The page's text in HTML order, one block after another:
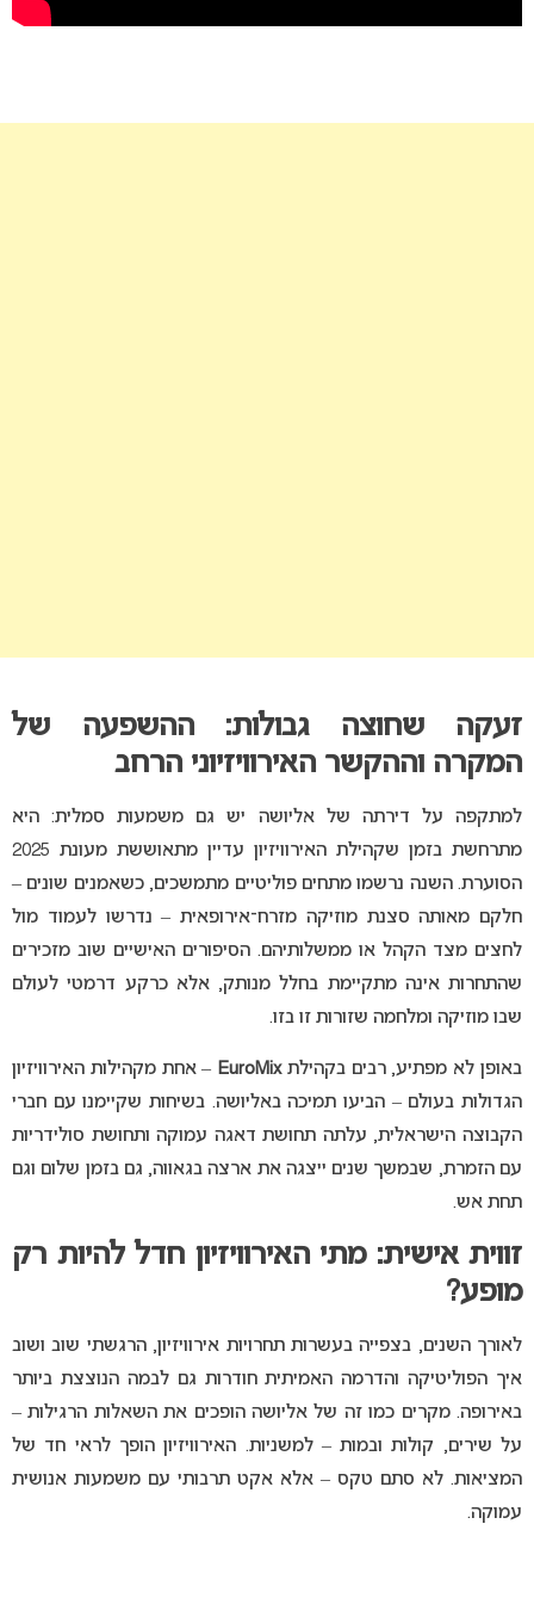
זעקה שחוצה גבולות: ההשפעה של
המקרה וההקשר האירוויזיוני הרחב
למתקפה על דירתה של אליושה יש גם משמעות סמלית: היא
מתרחשת בזמן שקהילת האירוויזיון עדיין מתאוששת מעונת 2025
הסוערת. השנה נרשמו מתחים פוליטיים מתמשכים, כשאמנים שונים –
חלקם מאותה סצנת מוזיקה מזרח־אירופאית – נדרשו לעמוד מול
לחצים מצד הקהל או ממשלותיהם. הסיפורים האישיים שוב מזכירים
שהתחרות אינה מתקיימת בחלל מנותק, אלא כרקע דרמטי לעולם
שבו מוזיקה ומלחמה שזורות זו בזו.
באופן לא מפתיע, רבים בקהילתEuroMix – אחת מקהילות האירוויזיון
הגדולות בעולם – הביעו תמיכה באליושה. בשיחות שקיימנו עם חברי
הקבוצה הישראלית, עלתה תחושת דאגה עמוקה ותחושת סולידריות
עם הזמרת, שבמשך שנים ייצגה את ארצה בגאווה, גם בזמן שלום וגם
תחת אש.
זווית אישית: מתי האירוויזיון חדל להיות רק
מופע?
לאורך השנים, בצפייה בעשרות תחרויות אירוויזיון, הרגשתי שוב ושוב
איך הפוליטיקה והדרמה האמיתית חודרות גם לבמה הנוצצת ביותר
באירופה. מקרים כמו זה של אליושה הופכים את השאלות הרגילות –
על שירים, קולות ובמות – למשניות. האירוויזיון הופך לראי חד של
המציאות. לא סתם טקס – אלא אקט תרבותי עם משמעות אנושית
עמוקה.